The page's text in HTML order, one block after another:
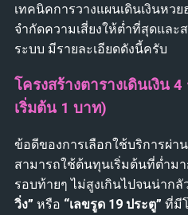
เทคนิคการวางแผนเดินเงินหว
จำกัดความเสี่ยงให้ต่ำที่สุดและ
ระบบ มีรายละเอียดดังนี้ครับ
โครงสร้างตารางเดินเงิน
เริ่มต้น 1 บาท)
ข้อดีของการเลือกใช้บริการผ่าน
สามารถใช้ต้นทุนเริ่มต้นที่ต่ำม
รอบท้ายๆ ไม่สูงเกินไปจนน่ากลั
วิ่ง” หรือ “เลขรูด 19 ประตู” ที่มี